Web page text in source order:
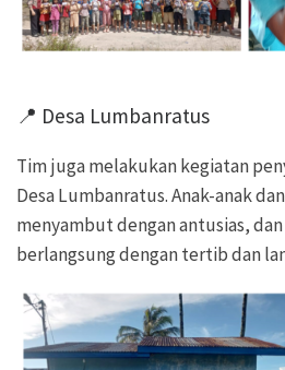
📍 Desa Lumbanratus
Tim juga melakukan kegiatan
Desa Lumbanratus. Anak-anak
menyambut dengan antusias,
berlangsung dengan tertib dan